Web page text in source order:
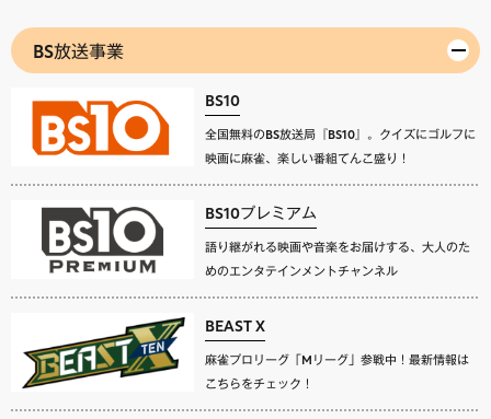
BS放送事業
BS10
全国無料のBS放送局『BS10』。クイズにゴルフに
映画に麻雀、楽しい番組てんこ盛り！
BS10プレミアム
語り継がれる映画や音楽をお届けする、大人のた
めのエンタテインメントチャンネル
BEAST X
麻雀プロリーグ「Mリーグ」参戦中！最新情報は
こちらをチェック！